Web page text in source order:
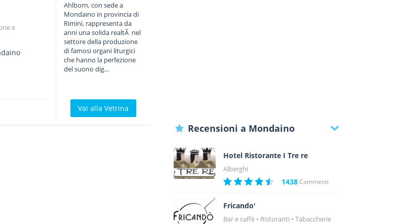
e
Ahlborn, con sede a
Mondaino in provincia di
Rimini, rappresenta da
anni una solida realtÃ nel
settore della produzione
di famosi organi liturgici
che hanno la perfezione
del suono dig...
Vai alla Vetrina
Recensioni a Mondaino
Hotel Ristorante I Tre re
Alberghi
1438Commenti
Fricando'
Bar e caffè Ristoranti Tabaccherie